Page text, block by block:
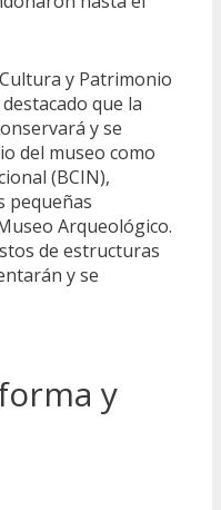
y Patrimonio
que la
y se
del museo como
(BCIN),
pequeñas
Arqueológico.
de estructuras
y se
y